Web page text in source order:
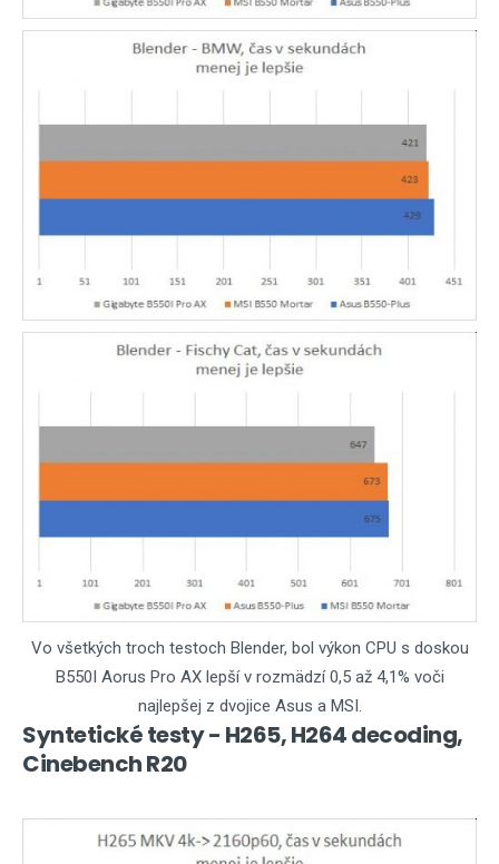
Vo všetkých troch testoch Blender, bol výkon CPU s doskou
B550I Aorus Pro AX lepší v rozmädzí 0,5 až 4,1% voči
najlepšej z dvojice Asus a MSI.
Syntetické testy - H265, H264 decoding,
Cinebench R20